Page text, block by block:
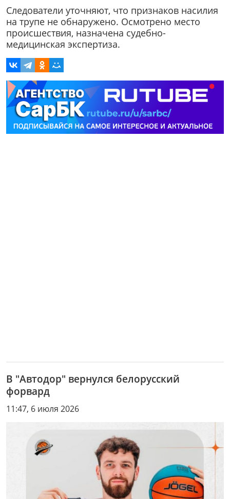
Следователи уточняют, что признаков насилия
на трупе не обнаружено. Осмотрено место
происшествия, назначена судебно-
медицинская экспертиза.
В "Автодор" вернулся белорусский
форвард
11:47, 6 июля 2026